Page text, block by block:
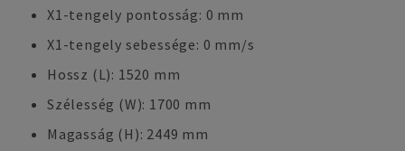
X1-tengely pontosság: 0 mm
X1-tengely sebessége: 0 mm/s
Hossz (L): 1520 mm
Szélesség (W): 1700 mm
Magasság (H): 2449 mm